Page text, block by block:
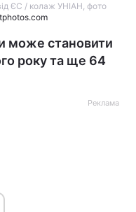
ЄС / колаж УНІАН, фото
може становити
року та ще 64
Реклама